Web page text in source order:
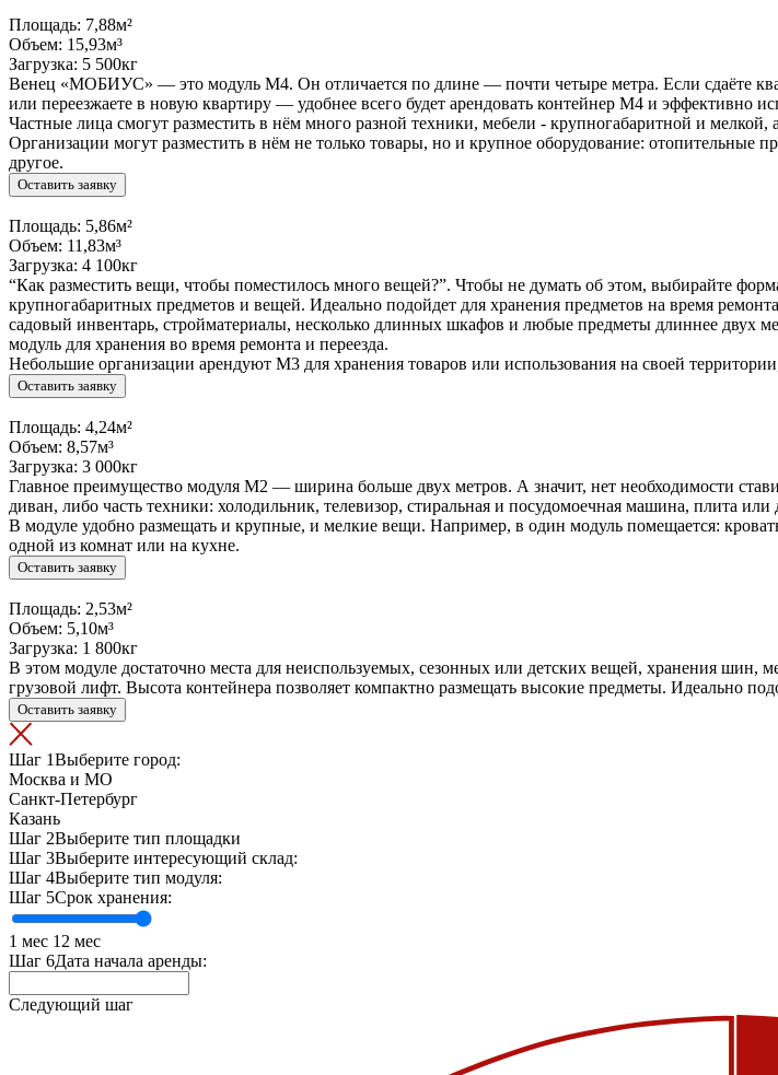
Площадь: 7,88м²
Объем: 15,93м³
Загрузка: 5 500кг
Венец «МОБИУС» — это модуль М4. Он отличается по длине — почти четыре метра. Если сдаёте
или переезжаете в новую квартиру — удобнее всего будет арендовать контейнер М4 и эффективно
Частные лица смогут разместить в нём много разной техники, мебели - крупногабаритной и
Организации могут разместить в нём не только товары, но и крупное оборудование:
другое.
Оставить заявку
Площадь: 5,86м²
Объем: 11,83м³
Загрузка: 4 100кг
“Как разместить вещи, чтобы поместилось много вещей?”. Чтобы не думать об этом, выбирайте
крупногабаритных предметов и вещей. Идеально подойдет для хранения предметов на время
садовый инвентарь, стройматериалы, несколько длинных шкафов и любые предметы длиннее двух
модуль для хранения во время ремонта и переезда.
Небольшие организации арендуют М3 для хранения товаров или использования на своей
Оставить заявку
Площадь: 4,24м²
Объем: 8,57м³
Загрузка: 3 000кг
Главное преимущество модуля М2 — ширина больше двух метров. А значит, нет необходимости
диван, либо часть техники: холодильник, телевизор, стиральная и посудомоечная машина, плита
В модуле удобно размещать и крупные, и мелкие вещи. Например, в один модуль помещается:
одной из комнат или на кухне.
Оставить заявку
Площадь: 2,53м²
Объем: 5,10м³
Загрузка: 1 800кг
В этом модуле достаточно места для неиспользуемых, сезонных или детских вещей, хранения шин,
грузовой лифт. Высота контейнера позволяет компактно размещать высокие предметы. Идеально
Оставить заявку
Шаг 1Выберите город:
Москва и МО
Санкт-Петербург
Казань
Шаг 2Выберите тип площадки
Шаг 3Выберите интересующий склад:
Шаг 4Выберите тип модуля:
Шаг 5Срок хранения:
1 мес 12 мес
Шаг 6Дата начала аренды:
Следующий шаг